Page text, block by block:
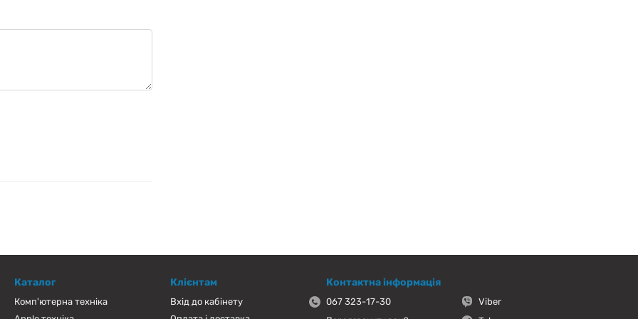
Каталог
Комп'ютерна техніка
Клієнтам
Вхід до кабінету
Контактна інформація
067 323-17-30
Viber